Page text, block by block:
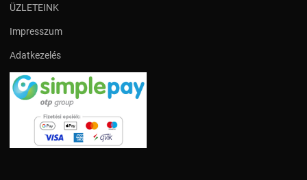
ÜZLETEINK
Impresszum
Adatkezelés